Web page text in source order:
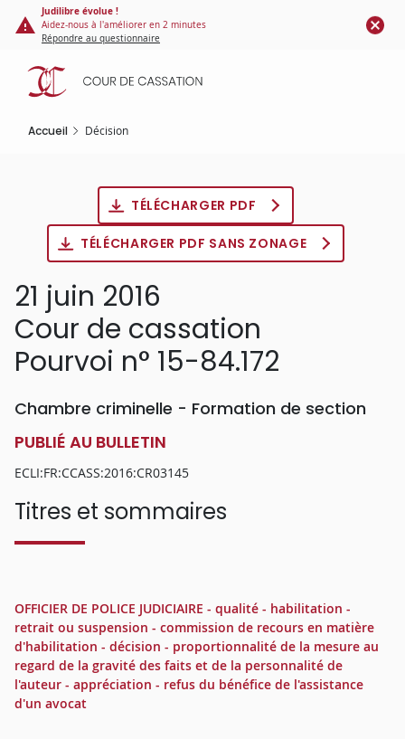
Panneau de gestion des cookies
contenu
principal
Judilibre évolue !
Aidez-nous à l'améliorer en 2 minutes
Répondre au questionnaire
Accueil Décision
TÉLÉCHARGER PDF
TÉLÉCHARGER PDF SANS ZONAGE
21 juin 2016
Cour de cassation
Pourvoi n° 15-84.172
Chambre criminelle - Formation de section
PUBLIÉ AU BULLETIN
ECLI:FR:CCASS:2016:CR03145
Titres et sommaires
OFFICIER DE POLICE JUDICIAIRE - qualité - habilitation -
retrait ou suspension - commission de recours en matière
d'habilitation - décision - proportionnalité de la mesure au
regard de la gravité des faits et de la personnalité de
l'auteur - appréciation - refus du bénéfice de l'assistance
d'un avocat